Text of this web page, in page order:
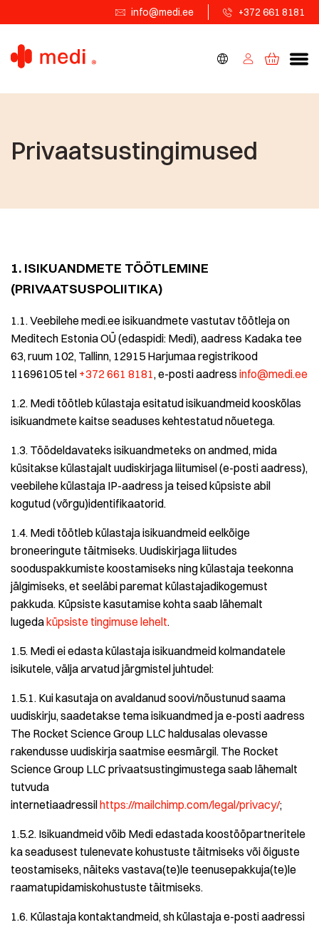
info@medi.ee +372 661 8181
Privaatsustingimused
1. ISIKUANDMETE TÖÖTLEMINE
(PRIVAATSUSPOLIITIKA)
1.1. Veebilehe medi.ee isikuandmete vastutav töötleja on
Meditech Estonia OÜ (edaspidi: Medi), aadress Kadaka tee
63, ruum 102, Tallinn, 12915 Harjumaa registrikood
11696105 tel +372 661 8181, e-posti aadress info@medi.ee
1.2. Medi töötleb külastaja esitatud isikuandmeid kooskõlas
isikuandmete kaitse seaduses kehtestatud nõuetega.
1.3. Töödeldavateks isikuandmeteks on andmed, mida
küsitakse külastajalt uudiskirjaga liitumisel (e-posti aadress),
veebilehe külastaja IP-aadress ja teised küpsiste abil
kogutud (võrgu)identifikaatorid.
1.4. Medi töötleb külastaja isikuandmeid eelkõige
broneeringute täitmiseks. Uudiskirjaga liitudes
sooduspakkumiste koostamiseks ning külastaja teekonna
jälgimiseks, et seeläbi paremat külastajadikogemust
pakkuda. Küpsiste kasutamise kohta saab lähemalt
lugeda küpsiste tingimuse lehelt.
1.5. Medi ei edasta külastaja isikuandmeid kolmandatele
isikutele, välja arvatud järgmistel juhtudel:
1.5.1. Kui kasutaja on avaldanud soovi/nõustunud saama
uudiskirju, saadetakse tema isikuandmed ja e-posti aadress
The Rocket Science Group LLC haldusalas olevasse
rakendusse uudiskirja saatmise eesmärgil. The Rocket
Science Group LLC privaatsustingimustega saab lähemalt
tutvuda
internetiaadressil https://mailchimp.com/legal/privacy/;
1.5.2. Isikuandmeid võib Medi edastada koostööpartneritele
ka seadusest tulenevate kohustuste täitmiseks või õiguste
teostamiseks, näiteks vastava(te)le teenusepakkuja(te)le
raamatupidamiskohustuste täitmiseks.
1.6. Külastaja kontaktandmeid, sh külastaja e-posti aadressi